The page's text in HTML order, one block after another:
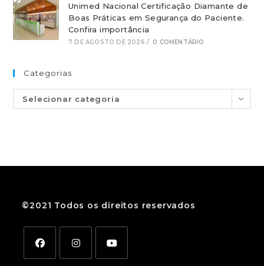
Unimed Nacional Certificação Diamante de
Boas Práticas em Segurança do Paciente.
Confira importância
7 DE AGOSTO DE 2026 / 0 COMENTÁRIO
Categorias
Selecionar categoria
©2021 Todos os direitos reservados